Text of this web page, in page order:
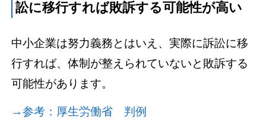
訟に移行すれば敗訴する可能性が高い
中小企業は努力義務とはいえ、実際に訴訟に移
行すれば、体制が整えられていないと敗訴する
可能性があります。
→参考：厚生労働省 判例